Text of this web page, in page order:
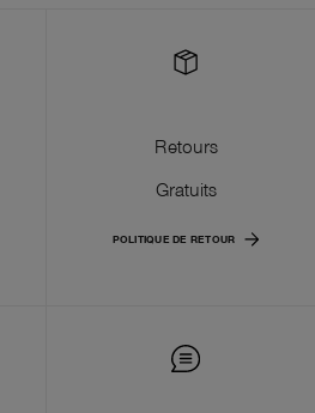
Retours
Gratuits
POLITIQUE DE RETOUR